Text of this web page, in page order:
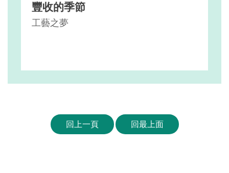
豐收的季節
工藝之夢
回上一頁 回最上面